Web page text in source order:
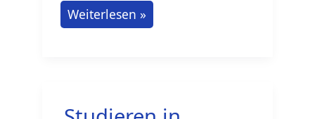
Wie
man
Weiterlesen »